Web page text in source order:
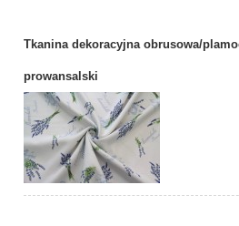
Tkanina dekoracyjna obrusowa/
prowansalski